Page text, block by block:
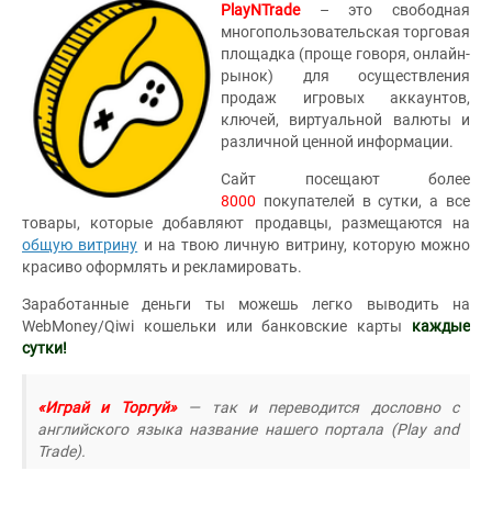
PlayNTrade – это свободная
многопользовательская торговая
площадка (проще говоря, онлайн-
рынок) для осуществления
продаж игровых аккаунтов,
ключей, виртуальной валюты и
различной ценной информации.
Сайт посещают более
8000 покупателей в сутки, а все
товары, которые добавляют продавцы, размещаются на
общую витрину и на твою личную витрину, которую можно
красиво оформлять и рекламировать.
Заработанные деньги ты можешь легко выводить на
WebMoney/Qiwi кошельки или банковские карты каждые
сутки!
«Играй и Торгуй»— так и переводится дословно с
английского языка название нашего портала (Play and
Trade).